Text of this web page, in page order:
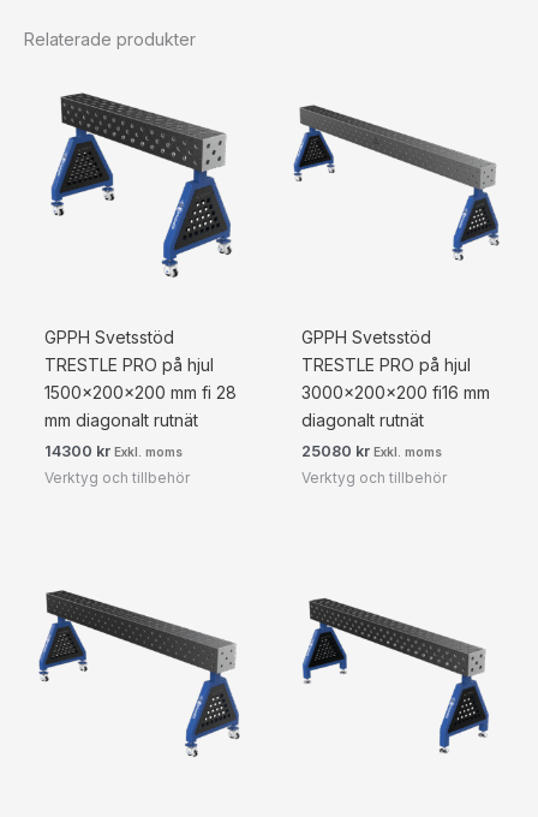
Relaterade produkter
GPPH Svetsstöd
TRESTLE PRO på hjul
1500x200x200 mm fi 28
mm diagonalt rutnät
14300 kr Exkl. moms
Verktyg och tillbehör
GPPH Svetsstöd
TRESTLE PRO på hjul
3000x200x200 fi16 mm
diagonalt rutnät
25080 kr Exkl. moms
Verktyg och tillbehör